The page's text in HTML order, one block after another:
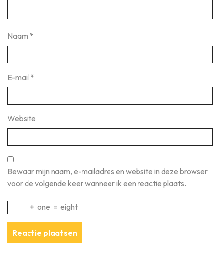
Naam *
E-mail *
Website
Bewaar mijn naam, e-mailadres en website in deze browser
voor de volgende keer wanneer ik een reactie plaats.
+ one = eight